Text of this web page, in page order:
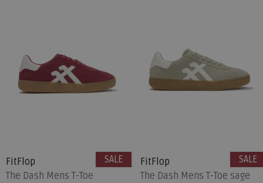
FitFlop
The Dash Mens T-Toe
SALE
FitFlop
The Dash Mens T-Toe sage
SALE